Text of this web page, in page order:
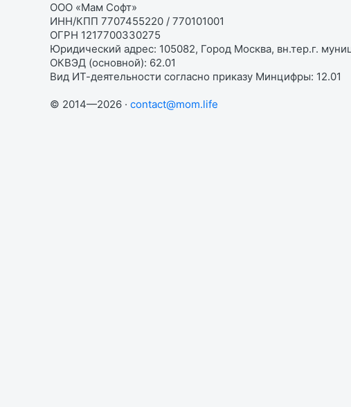
ООО «Мам Софт»
ИНН/КПП 7707455220 / 770101001
ОГРН 1217700330275
Юридический адрес: 105082, Город Москва, вн.тер.г.
ОКВЭД (основной): 62.01
Вид ИТ-деятельности согласно приказу Минцифры: 12.01
© 2014—2026 · contact@mom.life